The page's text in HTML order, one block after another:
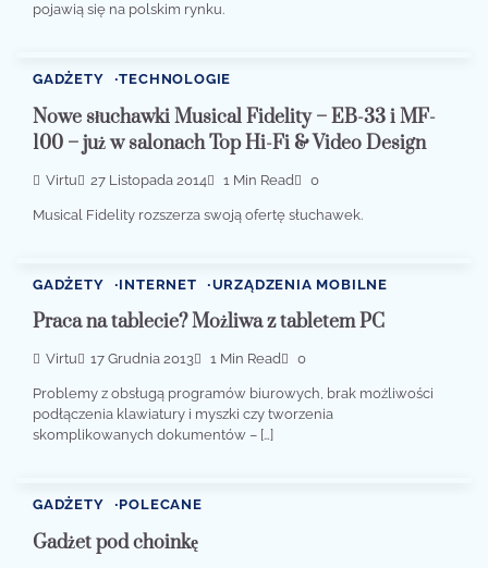
pojawią się na polskim rynku.
GADŻETY TECHNOLOGIE
Nowe słuchawki Musical Fidelity – EB-33 i MF-
100 – już w salonach Top Hi-Fi & Video Design
Virtu 27 Listopada 2014 1 Min Read 0
Musical Fidelity rozszerza swoją ofertę słuchawek.
GADŻETY INTERNET URZĄDZENIA MOBILNE
Praca na tablecie? Możliwa z tabletem PC
Virtu 17 Grudnia 2013 1 Min Read 0
Problemy z obsługą programów biurowych, brak możliwości
podłączenia klawiatury i myszki czy tworzenia
skomplikowanych dokumentów – […]
GADŻETY POLECANE
Gadżet pod choinkę